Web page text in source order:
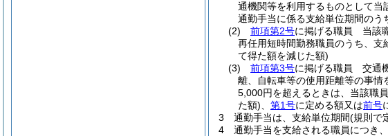
通機関等を利用するものとして
通勤手当に係る支給単位期間の
(2)
前項第2号に掲げる職員 当該
再任用短時間勤務職員のうち、
て得た額を減じた額)
(3)
前項第3号に掲げる職員 交通
離、自転車等の使用距離等の事情
5,000円を超えるときは、当該職
た額)
第1号に定める額又は前号
3
通勤手当は、支給単位期間(規則で
4
通勤手当を支給される職員につき